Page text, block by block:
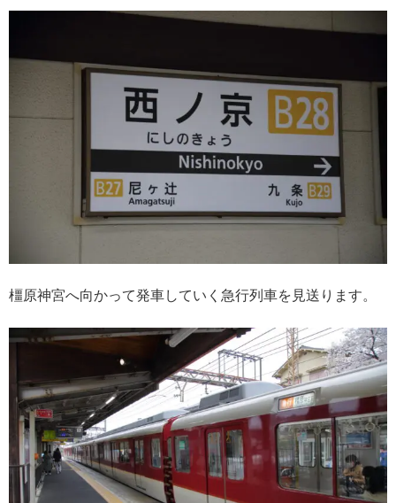
橿原神宮へ向かって発車していく急行列車を見送ります。